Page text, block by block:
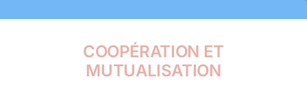
COOPÉRATION ET
MUTUALISATION